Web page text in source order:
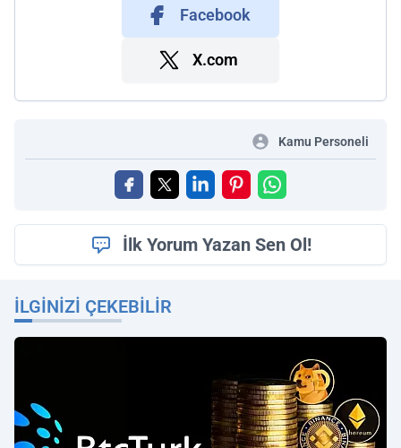
Facebook
X.com
Kamu Personeli
İlk Yorum Yazan Sen Ol!
İLGINIZI ÇEKEBILIR